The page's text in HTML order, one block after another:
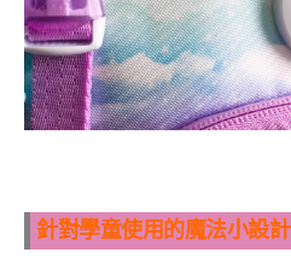
針對學童使用的魔法小設計